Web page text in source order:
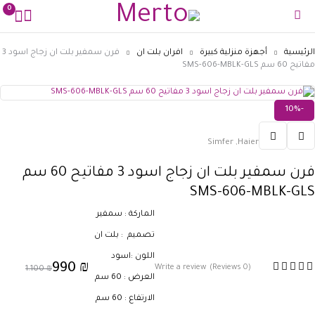
0
الرئيسية أجهزة منزلية كبيرة افران بلت ان
فرن سمفير بلت ان زجاج اسود 3
مفاتيح 60 سم SMS-606-MBLK-GLS
-10%
Haier
,
Simfer
فرن سمفير بلت ان زجاج اسود 3 مفاتيح 60 سم
SMS-606-MBLK-GLS
(0 Reviews)
Write a review
الماركة : سمفير
تصميم : بلت ان
اللون :اسود
العرض : 60 سم
الارتفاع : 60 سم
1.100₪990 ₪